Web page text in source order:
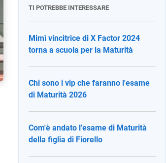
TI POTREBBE INTERESSARE
Mimì vincitrice di X Factor 2024
torna a scuola per la Maturità
Chi sono i vip che faranno l'esame
di Maturità 2026
Com'è andato l'esame di Maturità
della figlia di Fiorello